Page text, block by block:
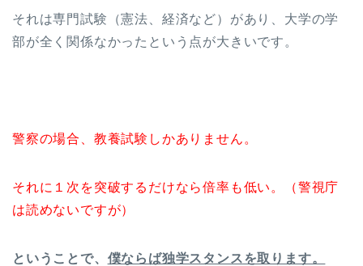
それは専門試験（憲法、経済など）があり、大学の学
部が全く関係なかったという点が大きいです。
警察の場合、教養試験しかありません。
それに１次を突破するだけなら倍率も低い。（警視庁
は読めないですが）
ということで、 僕ならば独学スタンスを取ります。